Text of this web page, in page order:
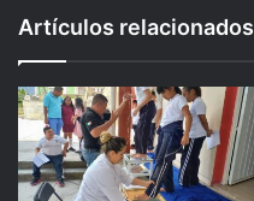
Artículos relacionados